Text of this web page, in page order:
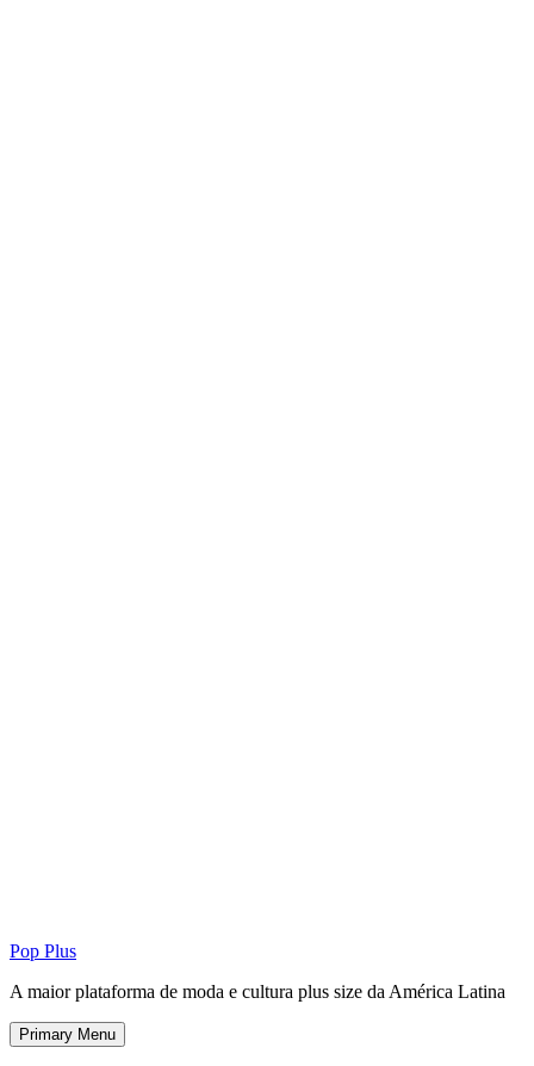
Pop Plus
A maior plataforma de moda e cultura plus size da América Latina
Primary Menu